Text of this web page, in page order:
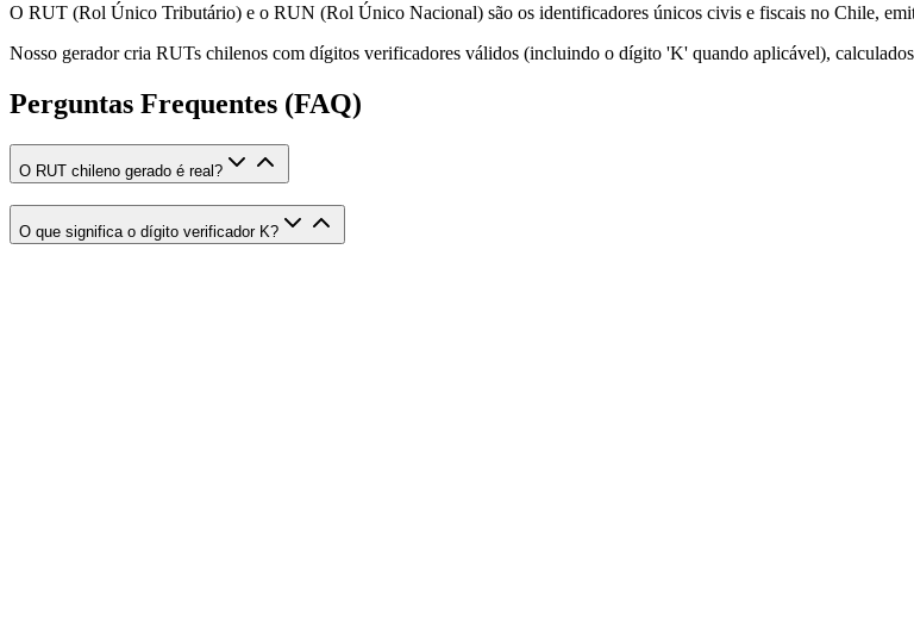
O RUT (Rol Único Tributário) e o RUN (Rol Único Nacional) são os identificadores únicos civis e fiscais no Chile,
Nosso gerador cria RUTs chilenos com dígitos verificadores válidos (incluindo o dígito 'K' quando aplicável),
Perguntas Frequentes (FAQ)
O RUT chileno gerado é real?
O que significa o dígito verificador K?